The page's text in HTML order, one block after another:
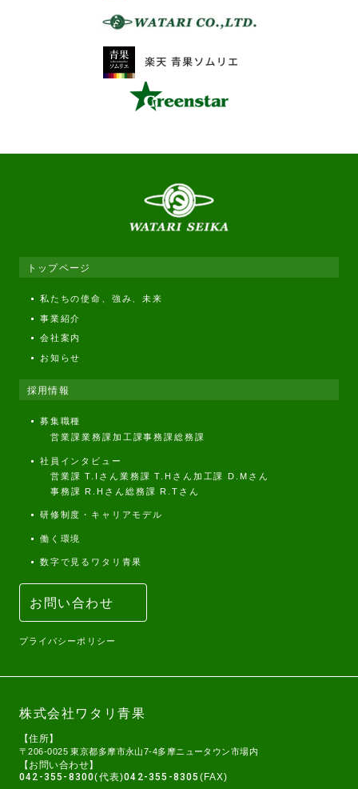
トップページ
私たちの使命、強み、未来
事業紹介
会社案内
お知らせ
採用情報
募集職種
営業課 業務課 加工課事務課総務課
社員インタビュー
営業課 T.Iさん 業務課 T.Hさん 加工課 D.Mさん
事務課 R.Hさん 総務課 R.Tさん
研修制度・キャリアモデル
働く環境
数字で見るワタリ青果
お問い合わせ
プライバシーポリシー
株式会社ワタリ青果
【住所】
〒206-0025 東京都多摩市永山7-4多摩ニュータウン市場内
【お問い合わせ】
042-355-8300(代表)042-355-8305 (FAX)